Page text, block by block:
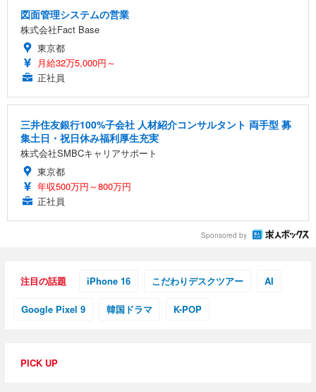
図面管理システムの営業
株式会社Fact Base
東京都
月給32万5,000円～
正社員
三井住友銀行100%子会社 人材紹介コンサルタント 両手型 募
集土日・祝日休み福利厚生充実
株式会社SMBCキャリアサポート
東京都
年収500万円～800万円
正社員
Sponsored by
注目の話題 iPhone 16 こだわりデスクツアー AI
Google Pixel 9 韓国ドラマ K-POP
PICK UP